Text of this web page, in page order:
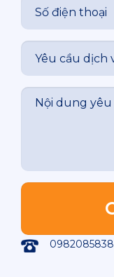
0982085838